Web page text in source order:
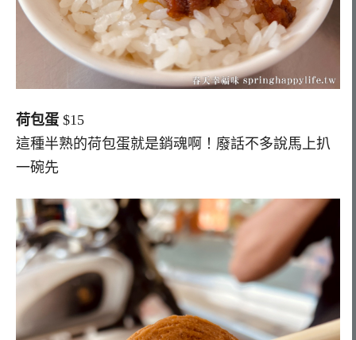
荷包蛋$15
這種半熟的荷包蛋就是銷魂啊！廢話不多說馬上扒
一碗先